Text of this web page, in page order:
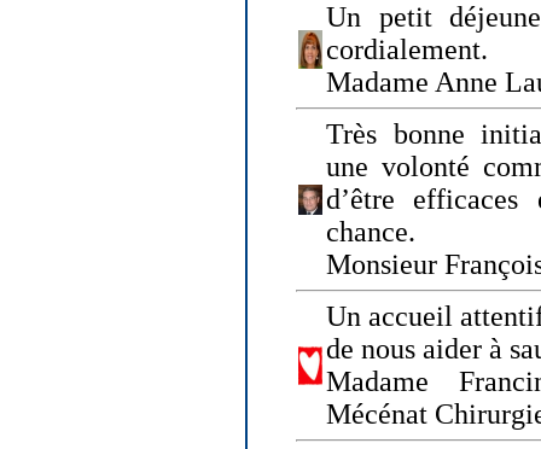
Un petit
cordialement.
Madame Anne
Très bonne
une volonté
d’être
chance.
Monsieur
Un accueil
de nous aider à
Madame
Mécénat